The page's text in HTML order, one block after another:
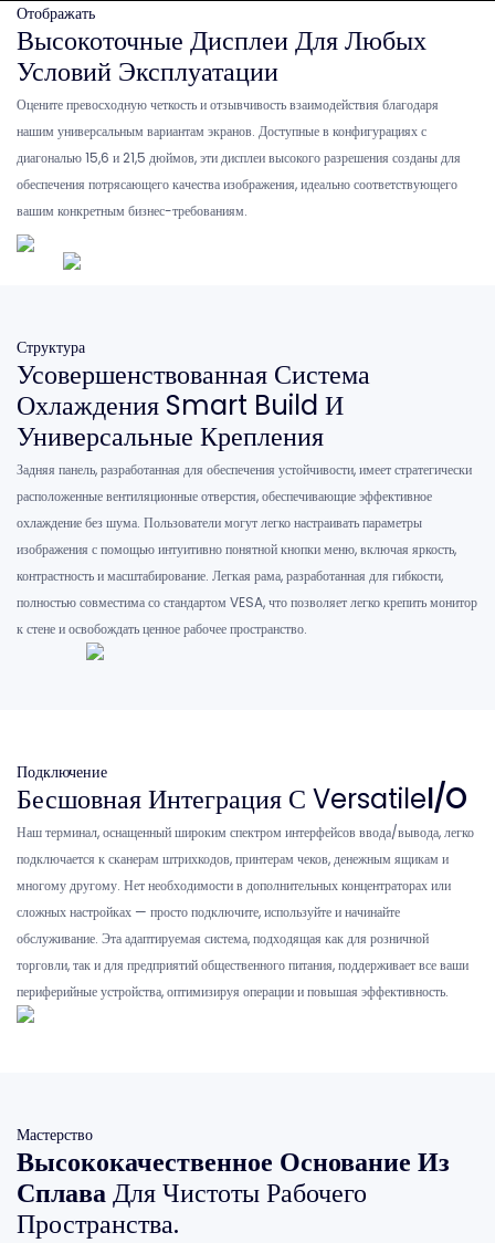
Отображать
Высокоточные Дисплеи Для Любых
Условий Эксплуатации
Оцените превосходную четкость и отзывчивость взаимодействия благодаря
нашим универсальным вариантам экранов. Доступные в конфигурациях с
диагональю 15,6 и 21,5 дюймов, эти дисплеи высокого разрешения созданы для
обеспечения потрясающего качества изображения, идеально соответствующего
вашим конкретным бизнес-требованиям.
Структура
Усовершенствованная Система
Охлаждения Smart Build И
Универсальные Крепления
Задняя панель, разработанная для обеспечения устойчивости, имеет стратегически
расположенные вентиляционные отверстия, обеспечивающие эффективное
охлаждение без шума. Пользователи могут легко настраивать параметры
изображения с помощью интуитивно понятной кнопки меню, включая яркость,
контрастность и масштабирование. Легкая рама, разработанная для гибкости,
полностью совместима со стандартом VESA, что позволяет легко крепить монитор
к стене и освобождать ценное рабочее пространство.
Подключение
Бесшовная Интеграция С VersatileI/O
Наш терминал, оснащенный широким спектром интерфейсов ввода/вывода, легко
подключается к сканерам штрихкодов, принтерам чеков, денежным ящикам и
многому другому. Нет необходимости в дополнительных концентраторах или
сложных настройках — просто подключите, используйте и начинайте
обслуживание. Эта адаптируемая система, подходящая как для розничной
торговли, так и для предприятий общественного питания, поддерживает все ваши
периферийные устройства, оптимизируя операции и повышая эффективность.
Мастерство
Высококачественное Основание Из
СплаваДля Чистоты Рабочего
Пространства.